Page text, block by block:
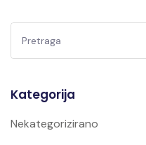
Kategorija
Nekategorizirano